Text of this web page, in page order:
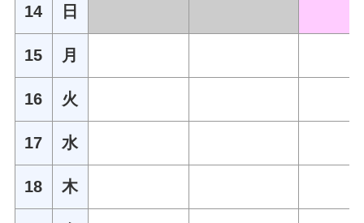
14 日
15 月
16 火
17 水
18 木